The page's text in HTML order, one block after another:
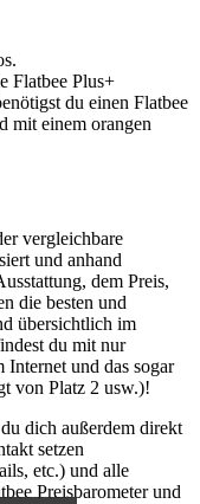
Flatbee Plus+
du einen Flatbee
mit einem orangen
vergleichbare
und anhand
dem Preis,
die besten und
übersichtlich im
du mit nur
Internet und das sogar
von Platz 2 usw.)!
dich außerdem direkt
setzen
etc.) und alle
Preisbarometer und